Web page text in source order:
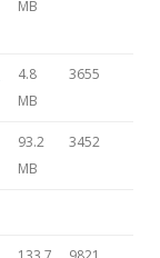
MB
4.8
MB
3655
93.2
MB
3452